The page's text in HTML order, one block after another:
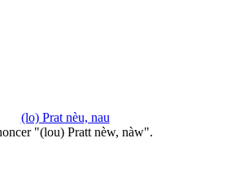
(lo) Prat nèu, nau
"(lou) Pratt nèw, nàw".